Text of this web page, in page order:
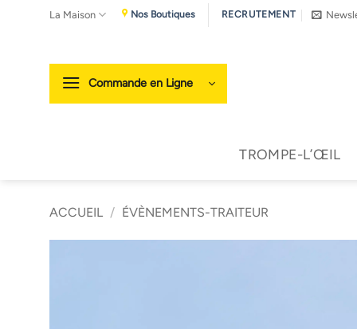
La Maison Nos Boutiques RECRUTEMENT
Commande en Ligne
TROMPE-L’ŒIL
ACCUEIL / ÉVÈNEMENTS-TRAITEUR